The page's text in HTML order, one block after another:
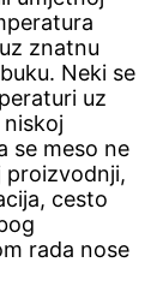
znatnu
Neki se
uz
se meso ne
proizvodnji,
cesto
rada nose